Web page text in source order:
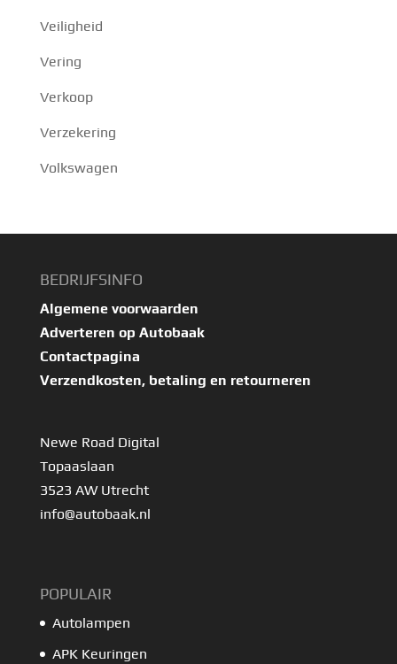
Veiligheid
Vering
Verkoop
Verzekering
Volkswagen
BEDRIJFSINFO
Algemene voorwaarden
Adverteren op Autobaak
Contactpagina
Verzendkosten, betaling en retourneren
Newe Road Digital
Topaaslaan
3523 AW Utrecht
info@autobaak.nl
POPULAIR
Autolampen
APK Keuringen